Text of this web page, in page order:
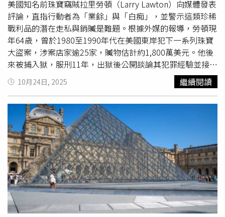
擊辦公室（Office de lutte contre le trafic de biens
culturels，簡稱OCBC）共同負責。巴黎檢察官蘿爾・貝庫
奧（Laure Beccuau）表示，警方已從現場收集超過150份
指紋與DNA痕跡，目前正由技術單位分析，至今尚無任何嫌
犯落網。《RTL》的報導指出，遭竊的八件歷史珠寶估計總
值高達8,800萬歐元。知情人士形容，歹徒行動精確且迅
速，在白晝以升降貨梯闖入阿波羅長廊後不到數分鐘便離開
現場，手法堪比電影情節。
方面雖未公開回應，但內
部人士透露，博物館管理層與文化部在事發後即召開連續會
議，決議暫時撤離館內高價珠寶展品，避免再度成為竊賊目
標。法國銀行的金庫自19世紀以來一直是國家級文物與貴金
屬的最高安全保管處，除儲存黃金外，也因具備抗震、抗爆
與恆溫恆濕條件，成為暫時保護珍稀藝術品的選項。此次羅
浮宮的珠寶轉移，象徵國家對文物安全防護進入最高戒備等
級，並揭示法國文化資產保護機制面臨的壓力與挑戰。
美國知名前珠寶竊賊拉里勞頓（Larry Lawton）向媒體發表
評論，直指行動者為「業餘」與「白痴」，並警示這類珍稀
戰利品的潛在走私與銷贓是難題。根據外媒的報導，勞頓現
年64歲，曾於1980至1990年代在美國東岸犯下一系列珠寶
大盜案，涉案店家逾25家，贓物估計約1,800萬美元。他後
來被捕入獄，服刑11年，出獄後公開談論其犯罪經驗並接受
媒體採訪。對於羅浮宮
一案，勞頓表示，即便盜賊成功帶走
部分珍品，要想將這類獨一無二、具高度識別性的珠寶順利
脫手和走私出境，並非易事。勞頓批評此次行動失誤頻頻，
指出匪徒在逃逸過程中留下手套、遺失或損毀了某些文物，
並嘗試焚毀作案工具以銷毀證據，但未能完全成功。他認為
這些疏漏很可能讓警方追查到線索，「犯下這麼多錯誤的
人，通常會被抓到」。在談及如何處理貴重珠寶以便逃離或
變現時，勞頓強調，對於專業竊賊而言，處理與銷贓是整個
作案中最關鍵也最棘手的部分；而對於經驗不夠的劫匪，將
面臨高度風險。他並提醒，羅浮宮的珠寶因其稀有性和可識
別性，無論是拆解還是分散銷售，都會增加被識別與追查的
機會。勞頓回顧自己過往犯案時的周密規劃與行事風格，指
10月24日, 2025 繼續閱讀